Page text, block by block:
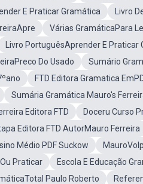
E Praticar Gramática
Livro
Várias GramáticaPara
Livro PortuguêsAprender E Praticar
Do Usado
Sumário
FTD Editora Gramatica
Sumária Gramática Mauro's
Editora FTD
Doceru Curso
Editora FTD AutorMauro Ferreira
Médio PDF Suckow
Praticar
Escola E Educação
Paulo Roberto